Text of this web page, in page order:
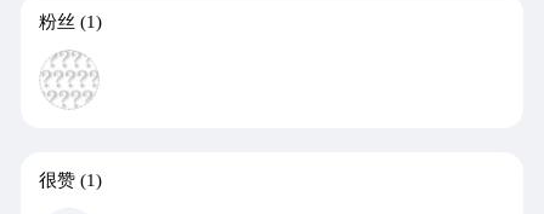
粉丝 (1)
很赞 (1)